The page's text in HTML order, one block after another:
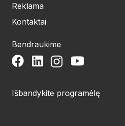
Reklama
Kontaktai
Bendraukime
Išbandykite programėlę